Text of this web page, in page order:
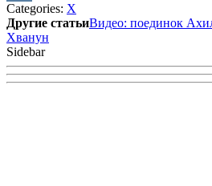
VK
Categories: Х
Другие статьиВидео: поединок
Хванун
Sidebar